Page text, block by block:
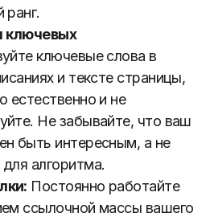
ранг.
ключевых
ключевые слова в
и тексте страницы,
естественно и не
Не забывайте, что ваш
быть интересным, а не
алгоритма.
Постоянно работайте
ссылочной массы вашего